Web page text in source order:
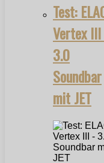
Test:
Vertex
3.0
Soundbar
mit JET